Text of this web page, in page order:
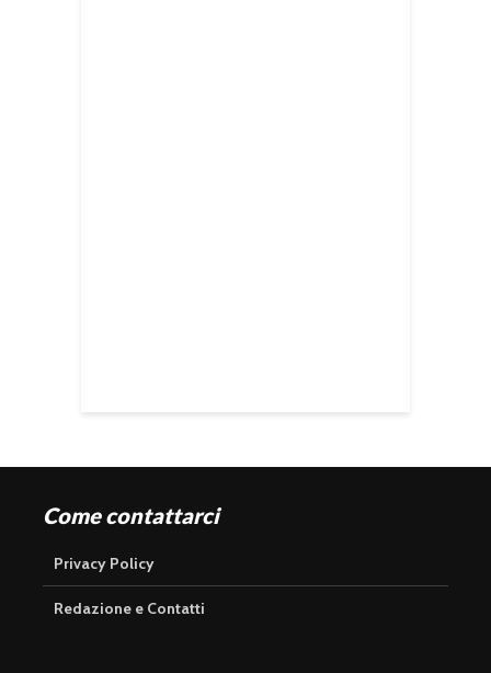
Come contattarci
Privacy Policy
Redazione e Contatti